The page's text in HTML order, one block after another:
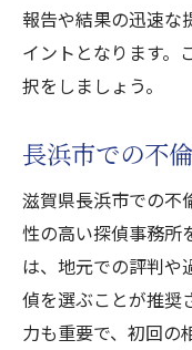
依頼者が
ト
調査結果
報告や結果の迅速な
イントとなります。
択をしましょう。
長浜市での不
滋賀県長浜市での不
性の高い探偵事務所
は、地元での評判や
偵を選ぶことが推奨
力も重要で、初回の